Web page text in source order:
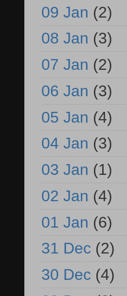
09 Jan (2)
08 Jan (3)
07 Jan (2)
06 Jan (3)
05 Jan (4)
04 Jan (3)
03 Jan (1)
02 Jan (4)
01 Jan (6)
31 Dec (2)
30 Dec (4)